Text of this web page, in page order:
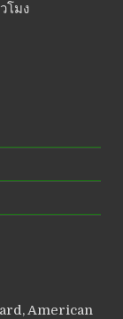
โมง
American